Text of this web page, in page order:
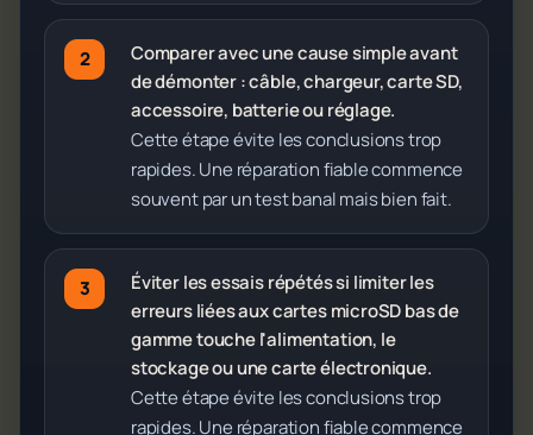
Comparer avec une cause simple avant
de démonter : câble, chargeur, carte SD,
accessoire, batterie ou réglage.
Cette étape évite les conclusions trop
rapides. Une réparation fiable commence
souvent par un test banal mais bien fait.
Éviter les essais répétés si limiter les
erreurs liées aux cartes microSD bas de
gamme touche l'alimentation, le
stockage ou une carte électronique.
Cette étape évite les conclusions trop
rapides. Une réparation fiable commence